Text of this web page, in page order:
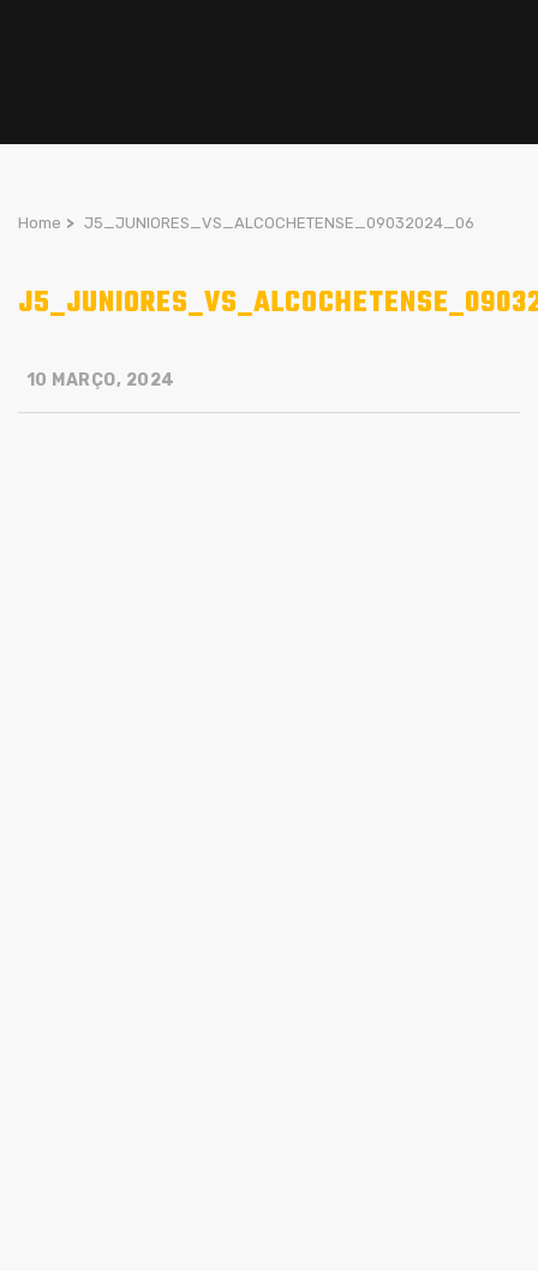
Home > J5_JUNIORES_VS_ALCOCHETENSE_09032024_06
10 MARÇO, 2024